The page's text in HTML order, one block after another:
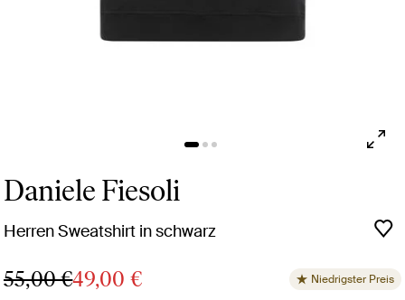
Daniele Fiesoli
Herren Sweatshirt in schwarz
55,00 €49,00 € Niedrigster Preis